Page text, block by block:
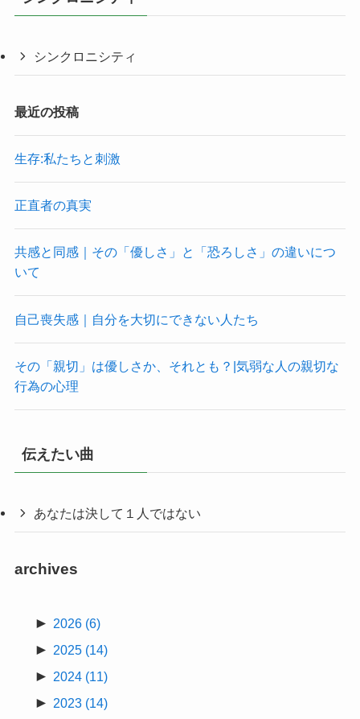
シンクロニシティ
最近の投稿
生存:私たちと刺激
正直者の真実
共感と同感｜その「優しさ」と「恐ろしさ」の違いにつ
いて
自己喪失感｜自分を大切にできない人たち
その「親切」は優しさか、それとも？|気弱な人の親切な
行為の心理
伝えたい曲
あなたは決して１人ではない
archives
► 2026 (6)
► 2025 (14)
► 2024 (11)
► 2023 (14)